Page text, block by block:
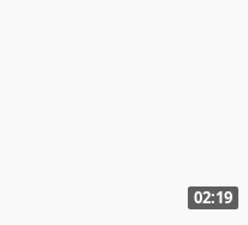
02:19